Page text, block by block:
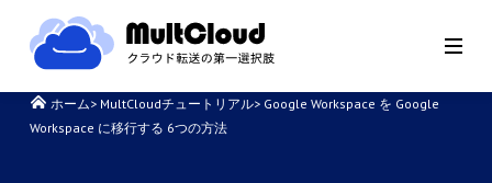
ホーム> MultCloudチュートリアル> Google Workspace を Google
Workspace に移行する 6つの方法